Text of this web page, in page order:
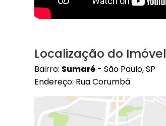
Localização do Imóvel
Bairro: Sumaré - São Paulo, SP
Endereço: Rua Corumbá